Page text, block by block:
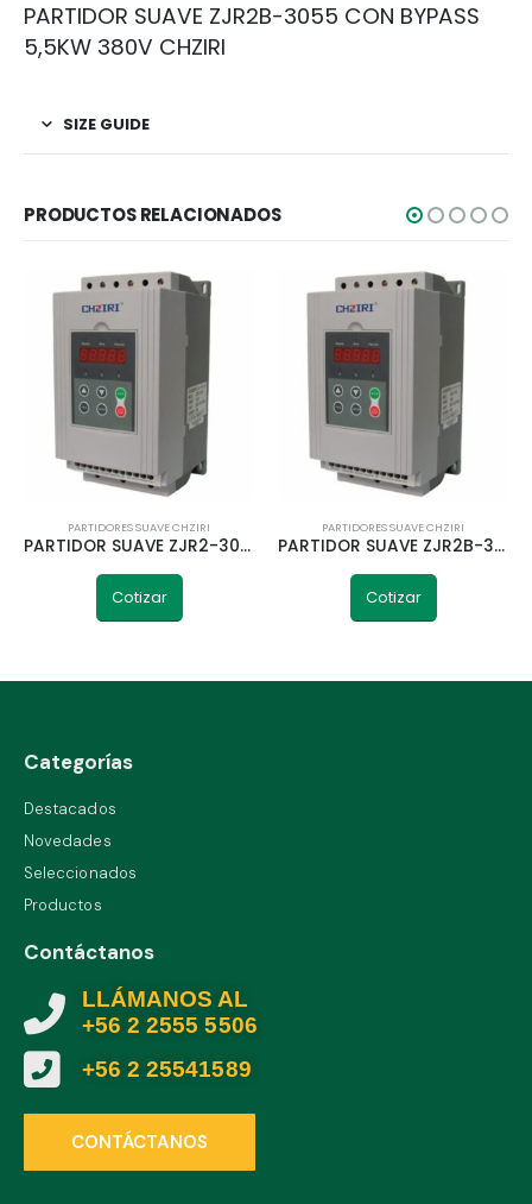
PARTIDOR SUAVE ZJR2B-3055 CON BYPASS
5,5KW 380V CHZIRI
SIZE GUIDE
PRODUCTOS RELACIONADOS
PARTIDORES SUAVE CHZIRI
PARTIDOR SUAVE ZJR2-3055 7,5HP 5,5KW 380V CHZIRI
Cotizar
PARTIDORES SUAVE CHZIRI
PARTIDOR SUAVE ZJR2B-3220 CON BYPASS 22KW CHZIRI
Cotizar
Categorías
Destacados
Novedades
Seleccionados
Productos
Contáctanos
LLÁMANOS AL
+56 2 2555 5506
+56 2 25541589
CONTÁCTANOS